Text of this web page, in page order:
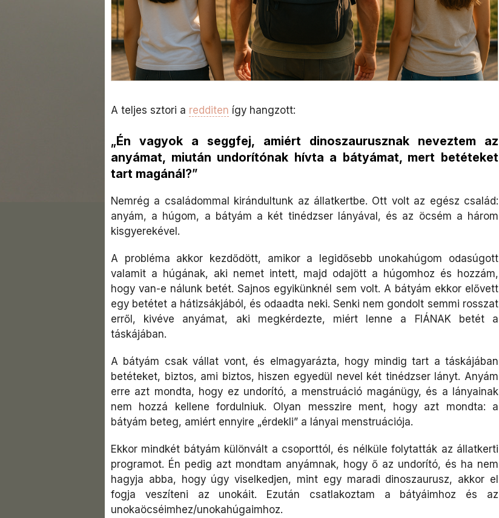
A teljes sztori a redditen így hangzott:
„Én vagyok a seggfej, amiért dinoszaurusznak neveztem az
anyámat, miután undorítónak hívta a bátyámat, mert betéteket
tart magánál?”
Nemrég a családommal kirándultunk az állatkertbe. Ott volt az egész család:
anyám, a húgom, a bátyám a két tinédzser lányával, és az öcsém a három
kisgyerekével.
A probléma akkor kezdődött, amikor a legidősebb unokahúgom odasúgott
valamit a húgának, aki nemet intett, majd odajött a húgomhoz és hozzám,
hogy van-e nálunk betét. Sajnos egyikünknél sem volt. A bátyám ekkor elővett
egy betétet a hátizsákjából, és odaadta neki. Senki nem gondolt semmi rosszat
erről, kivéve anyámat, aki megkérdezte, miért lenne a FIÁNAK betét a
táskájában.
A bátyám csak vállat vont, és elmagyarázta, hogy mindig tart a táskájában
betéteket, biztos, ami biztos, hiszen egyedül nevel két tinédzser lányt. Anyám
erre azt mondta, hogy ez undorító, a menstruáció magánügy, és a lányainak
nem hozzá kellene fordulniuk. Olyan messzire ment, hogy azt mondta: a
bátyám beteg, amiért ennyire „érdekli” a lányai menstruációja.
Ekkor mindkét bátyám különvált a csoporttól, és nélküle folytatták az állatkerti
programot. Én pedig azt mondtam anyámnak, hogy ő az undorító, és ha nem
hagyja abba, hogy úgy viselkedjen, mint egy maradi dinoszaurusz, akkor el
fogja veszíteni az unokáit. Ezután csatlakoztam a bátyáimhoz és az
unokaöcséimhez/unokahúgaimhoz.